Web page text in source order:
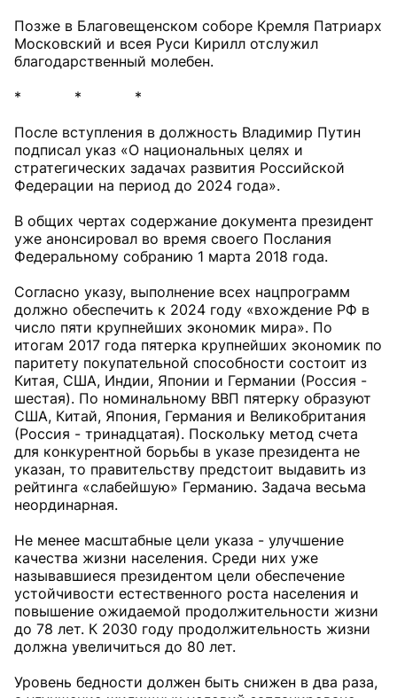
Позже в Благовещенском соборе Кремля Патриарх
Московский и всея Руси Кирилл отслужил
благодарственный молебен.
* * *
После вступления в должность Владимир Путин
подписал указ «О национальных целях и
стратегических задачах развития Российской
Федерации на период до 2024 года».
В общих чертах содержание документа президент
уже анонсировал во время своего Послания
Федеральному собранию 1 марта 2018 года.
Согласно указу, выполнение всех нацпрограмм
должно обеспечить к 2024 году «вхождение РФ в
число пяти крупнейших экономик мира». По
итогам 2017 года пятерка крупнейших экономик по
паритету покупательной способности состоит из
Китая, США, Индии, Японии и Германии (Россия -
шестая). По номинальному ВВП пятерку образуют
США, Китай, Япония, Германия и Великобритания
(Россия - тринадцатая). Поскольку метод счета
для конкурентной борьбы в указе президента не
указан, то правительству предстоит выдавить из
рейтинга «слабейшую» Германию. Задача весьма
неординарная.
Не менее масштабные цели указа - улучшение
качества жизни населения. Среди них уже
называвшиеся президентом цели обеспечение
устойчивости естественного роста населения и
повышение ожидаемой продолжительности жизни
до 78 лет. К 2030 году продолжительность жизни
должна увеличиться до 80 лет.
Уровень бедности должен быть снижен в два раза,